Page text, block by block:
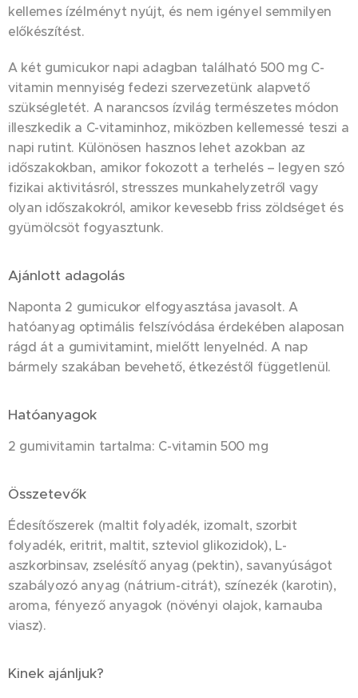
kellemes ízélményt nyújt, és nem igényel semmilyen
előkészítést.
A két gumicukor napi adagban található 500 mg C-
vitamin mennyiség fedezi szervezetünk alapvető
szükségletét. A narancsos ízvilág természetes módon
illeszkedik a C-vitaminhoz, miközben kellemessé teszi a
napi rutint. Különösen hasznos lehet azokban az
időszakokban, amikor fokozott a terhelés – legyen szó
fizikai aktivitásról, stresszes munkahelyzetről vagy
olyan időszakokról, amikor kevesebb friss zöldséget és
gyümölcsöt fogyasztunk.
Ajánlott adagolás
Naponta 2 gumicukor elfogyasztása javasolt. A
hatóanyag optimális felszívódása érdekében alaposan
rágd át a gumivitamint, mielőtt lenyelnéd. A nap
bármely szakában bevehető, étkezéstől függetlenül.
Hatóanyagok
2 gumivitamin tartalma: C-vitamin 500 mg
Összetevők
Édesítőszerek (maltit folyadék, izomalt, szorbit
folyadék, eritrit, maltit, szteviol glikozidok), L-
aszkorbinsav, zselésítő anyag (pektin), savanyúságot
szabályozó anyag (nátrium-citrát), színezék (karotin),
aroma, fényező anyagok (növényi olajok, karnauba
viasz).
Kinek ajánljuk?